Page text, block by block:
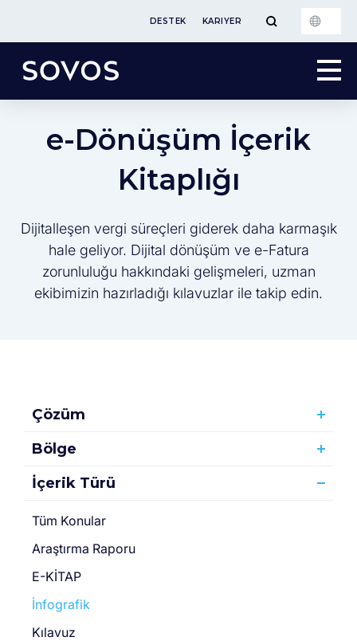
DESTEK KARIYER
e-Dönüşüm İçerik
Kitaplığı
Dijitalleşen vergi süreçleri giderek daha karmaşık
hale geliyor. Dijital dönüşüm ve e-Fatura
zorunluluğu hakkındaki gelişmeleri, uzman
ekibimizin hazırladığı kılavuzlar ile takip edin.
Çözüm
Bölge
İçerik Türü
Tüm Konular
Araştırma Raporu
E-KİTAP
İnfografik
Kılavuz